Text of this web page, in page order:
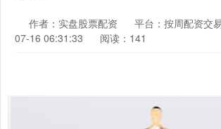
作者：实盘股票配资 平台：按周配资交
07-16 06:31:33
阅读：141